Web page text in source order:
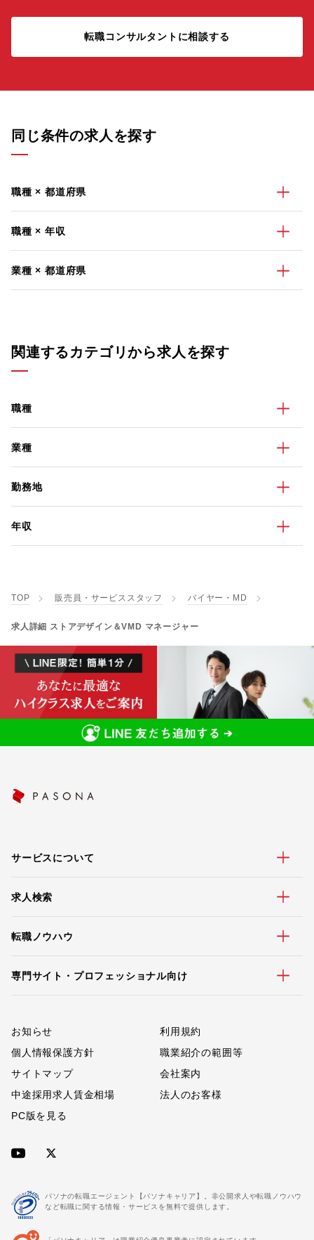
転職コンサルタントに相談する
同じ条件の求人を探す
職種 × 都道府県
職種 × 年収
業種 × 都道府県
関連するカテゴリから求人を探す
職種
業種
勤務地
年収
TOP 販売員・サービススタッフ バイヤー・MD
求人詳細 ストアデザイン＆VMD マネージャー
サービスについて
求人検索
転職ノウハウ
専門サイト・プロフェッショナル向け
お知らせ
利用規約
個人情報保護方針
職業紹介の範囲等
サイトマップ
会社案内
中途採用求人賃金相場
法人のお客様
PC版を見る
パソナの転職エージェント【パソナキャリア】。非公開求人や転職ノウハウ
など転職に関する情報・サービスを無料で提供します。